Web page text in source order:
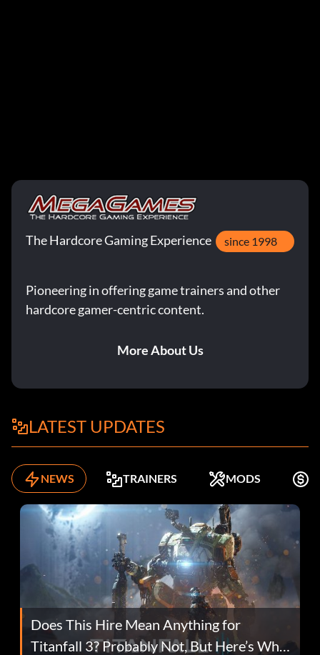
The Hardcore Gaming Experience since 1998
Pioneering in offering game trainers and other
hardcore gamer-centric content.
More About Us
LATEST UPDATES
NEWS TRAINERS MODS
Does This Hire Mean Anything for
Titanfall 3? Probably Not, But Here’s Why